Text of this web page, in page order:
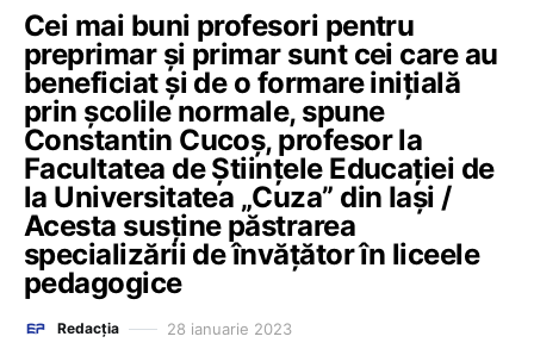
Cei mai buni profesori pentru
preprimar și primar sunt cei care au
beneficiat și de o formare inițială
prin școlile normale, spune
Constantin Cucoș, profesor la
Facultatea de Științele Educației de
la Universitatea „Cuza” din Iași /
Acesta susține păstrarea
specializării de învățător în liceele
pedagogice
Redacția 28 ianuarie 2023